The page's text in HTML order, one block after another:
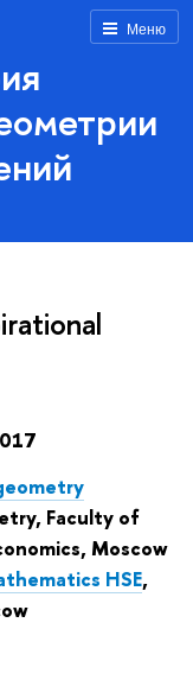
Меню
Faculty of
Moscow
HSE,